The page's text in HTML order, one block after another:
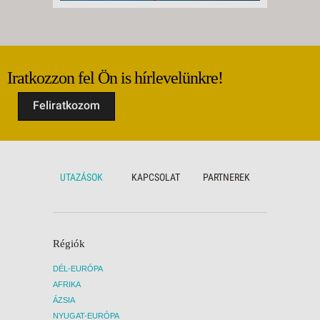
Iratkozzon fel Ön is hírlevelünkre!
Feliratkozom
UTAZÁSOK KAPCSOLAT PARTNEREK
Régiók
DÉL-EURÓPA
AFRIKA
ÁZSIA
NYUGAT-EURÓPA